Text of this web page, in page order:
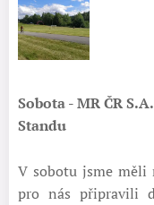
Sobota - MR ČR
Standu
V sobotu jsme měli
pro nás připravili